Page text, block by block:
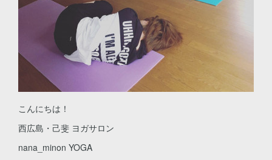
こんにちは！
西広島・己斐 ヨガサロン
nana_minon YOGA